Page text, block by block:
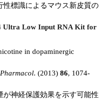
性標識によるマウス新皮質の
Ultra Low Input RNA Kit for
in dopaminergic
. (2013) 86, 1074-
神経保護効果を示す可能性